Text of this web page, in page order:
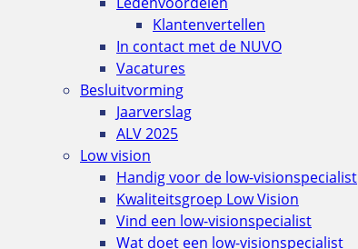
Klantenvertellen
In contact met de NUVO
Vacatures
Besluitvorming
Jaarverslag
ALV 2025
Low vision
Handig voor de low-visionspecialist
Kwaliteitsgroep Low Vision
Vind een low-visionspecialist
Wat doet een low-visionspecialist